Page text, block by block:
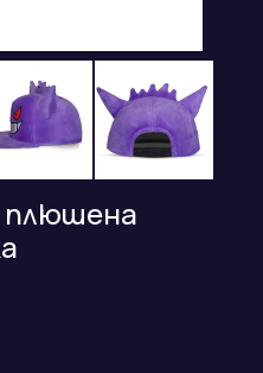
плюшена